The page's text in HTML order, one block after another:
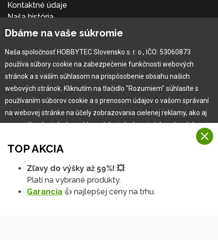
Kontaktné údaje
Naša história
Kariéra
Pre zákazníka
Garancia najlepšej ceny
Užívateľský manuál
Obchodné podmienky
Zákazník & partner
Novinky
TOP AKCIA
Zľavy do výšky až 59%! 💥
Platí na vybrané produkty.
Garancia 👍 najlepšej ceny na trhu.
Dbáme na vaše súkromie
Naša spoločnosť HOBBYTEC Slovensko s. r. o., IČO: 53060873
používa súbory cookie na zabezpečenie funkčnosti webových
stránok a s vaším súhlasom na prispôsobenie obsahu našich
webových stránok. Kliknutím na tlačidlo "Rozumiem" súhlasíte s
používaním súborov cookie a s prenosom údajov o vašom správaní
na webovej stránke na účely zobrazovania cielenej reklamy, ako aj
na sociálnych sieťach a reklamných sieťach na iných webových
Viac informácií
Na našich webových stránkach používame niekoľko kategórií
Rozumiem